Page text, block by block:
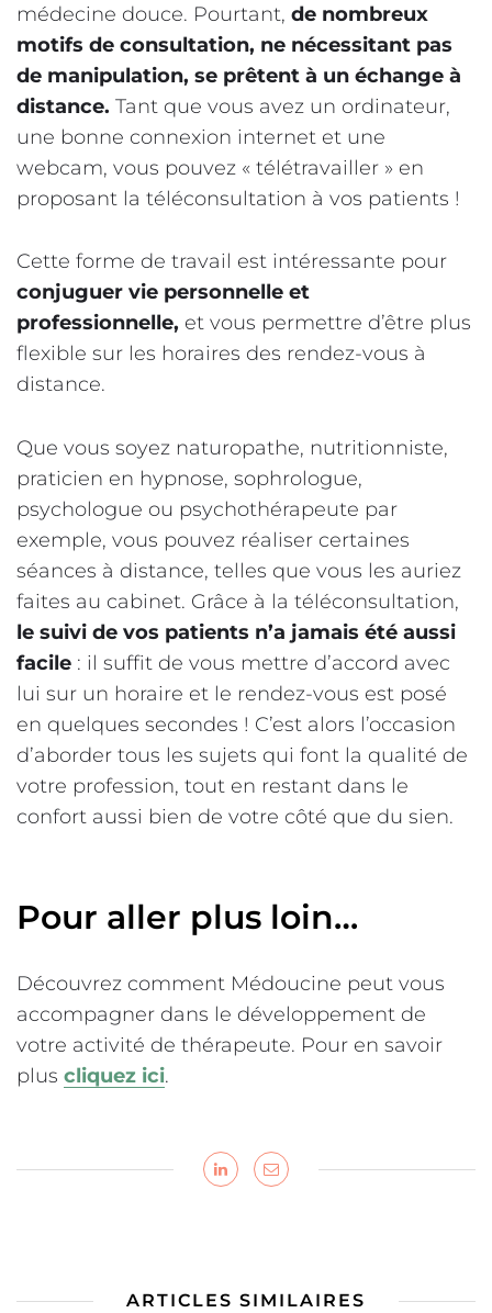
médecine douce. Pourtant, de nombreux
motifs de consultation, ne nécessitant pas
de manipulation, se prêtent à un échange à
distance. Tant que vous avez un ordinateur,
une bonne connexion internet et une
webcam, vous pouvez « télétravailler » en
proposant la téléconsultation à vos patients !
Cette forme de travail est intéressante pour
conjuguer vie personnelle et
professionnelle, et vous permettre d’être plus
flexible sur les horaires des rendez-vous à
distance.
Que vous soyez naturopathe, nutritionniste,
praticien en hypnose, sophrologue,
psychologue ou psychothérapeute par
exemple, vous pouvez réaliser certaines
séances à distance, telles que vous les auriez
faites au cabinet. Grâce à la téléconsultation,
le suivi de vos patients n’a jamais été aussi
facile : il suffit de vous mettre d’accord avec
lui sur un horaire et le rendez-vous est posé
en quelques secondes ! C’est alors l’occasion
d’aborder tous les sujets qui font la qualité de
votre profession, tout en restant dans le
confort aussi bien de votre côté que du sien.
Pour aller plus loin…
Découvrez comment Médoucine peut vous
accompagner dans le développement de
votre activité de thérapeute. Pour en savoir
plus cliquez ici.
ARTICLES SIMILAIRES